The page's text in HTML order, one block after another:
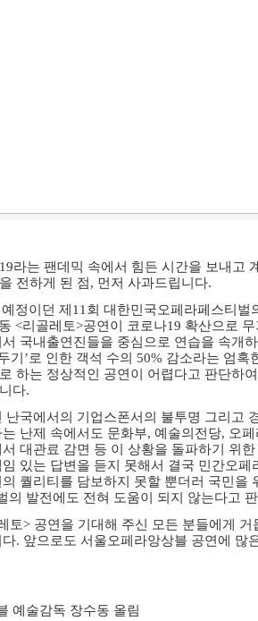
라는 팬데믹 속에서 힘든 시간을 보내고
전하게 된 점, 먼저 사과드립니다.
정이던 제11회 대한민국오페라페스티벌
<리골레토>공연이 코로나19 확산으로
국내출연진들을 중심으로 연습을 속개
기’로 인한 객석 수의 50% 감소라는 엄혹
하는 정상적인 공연이 어렵다고 판단하
다.
난국에서의 기업스폰서의 불투명 그리고
난제 속에서도 문화부, 예술의전당, 오
대관료 감면 등 이 상황을 돌파하기 위
있는 답변을 듣지 못해서 결국 민간오페
퀄리티를 담보하지 못할 뿐더러 국민을
의 발전에도 전혀 도움이 되지 않는다고
토> 공연을 기대해 주신 모든 분들에게 거
. 앞으로도 서울오페라앙상블 공연에 많
예술감독 장수동 올림